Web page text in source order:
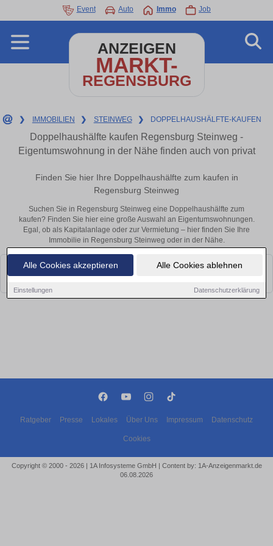
Alle Cookies akzeptieren Alle Cookies ablehnen
Einstellungen Datenschutzerklärung
Event Auto Immo Job
ANZEIGEN
MARKT-
REGENSBURG
❯ IMMOBILIEN ❯ STEINWEG ❯ DOPPELHAUSHÄLFTE-KAUFEN
Doppelhaushälfte kaufen Regensburg Steinweg -
Eigentumswohnung in der Nähe finden auch von privat
Finden Sie hier Ihre Doppelhaushälfte zum kaufen in
Regensburg Steinweg
Suchen Sie in Regensburg Steinweg eine Doppelhaushälfte zum
kaufen? Finden Sie hier eine große Auswahl an Eigentumswohnungen.
Egal, ob als Kapitalanlage oder zur Vermietung – hier finden Sie Ihre
Immobilie in Regensburg Steinweg oder in der Nähe.
Leider konnten wir derzeit keine passenden Objekte finden. Schauen Sie
bald wieder vorbei!
Ratgeber Presse Lokales Über Uns Impressum Datenschutz
Cookies
Copyright © 2000 - 2026 | 1A Infosysteme GmbH | Content by: 1A-Anzeigenmarkt.de
06.08.2026